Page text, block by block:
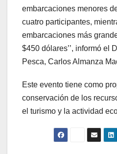
embarcaciones menores
cuatro participantes,
embarcaciones más
$450 dólares’’, informó el
Pesca, Carlos Almanza
Este evento tiene como
conservación de los
el turismo y la actividad